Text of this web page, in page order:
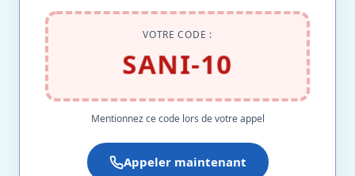
VOTRE CODE :
SANI-10
Mentionnez ce code lors de votre appel
Appeler maintenant